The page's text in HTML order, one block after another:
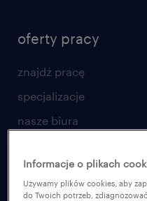
oferty pracy
znajdź pracę
specjalizacje
nasze biura
praca w amazon
работа в Польше
Informacje o plikach
Używamy plików cookies, aby
do Twoich potrzeb,